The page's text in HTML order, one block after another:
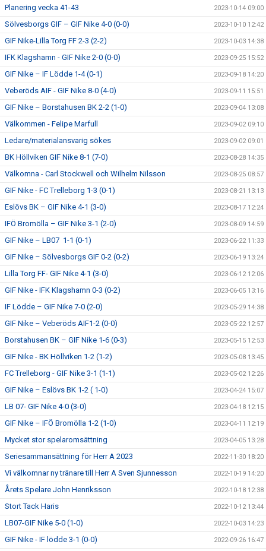
Planering vecka 41-43 2023-10-14 09:00
Sölvesborgs GIF – GIF Nike 4-0 (0-0) 2023-10-10 12:42
GIF Nike-Lilla Torg FF 2-3 (2-2) 2023-10-03 14:38
IFK Klagshamn - GIF Nike 2-0 (0-0) 2023-09-25 15:52
GIF Nike – IF Lödde 1-4 (0-1) 2023-09-18 14:20
Veberöds AIF - GIF Nike 8-0 (4-0) 2023-09-11 15:51
GIF Nike – Borstahusen BK 2-2 (1-0) 2023-09-04 13:08
Välkommen - Felipe Marfull 2023-09-02 09:10
Ledare/materialansvarig sökes 2023-09-02 09:01
BK Höllviken GIF Nike 8-1 (7-0) 2023-08-28 14:35
Välkomna - Carl Stockwell och Wilhelm Nilsson 2023-08-25 08:57
GIF Nike - FC Trelleborg 1-3 (0-1) 2023-08-21 13:13
Eslövs BK – GIF Nike 4-1 (3-0) 2023-08-17 12:24
IFÖ Bromölla – GIF Nike 3-1 (2-0) 2023-08-09 14:59
GIF Nike – LB07 1-1 (0-1) 2023-06-22 11:33
GIF Nike – Sölvesborgs GIF 0-2 (0-2) 2023-06-19 13:24
Lilla Torg FF- GIF Nike 4-1 (3-0) 2023-06-12 12:06
GIF Nike - IFK Klagshamn 0-3 (0-2) 2023-06-05 13:16
IF Lödde – GIF Nike 7-0 (2-0) 2023-05-29 14:38
GIF Nike – Veberöds AIF1-2 (0-0) 2023-05-22 12:57
Borstahusen BK – GIF Nike 1-6 (0-3) 2023-05-15 12:53
GIF Nike - BK Höllviken 1-2 (1-2) 2023-05-08 13:45
FC Trelleborg - GIF Nike 3-1 (1-1) 2023-05-02 12:26
GIF Nike – Eslövs BK 1-2 ( 1-0) 2023-04-24 15:07
LB 07- GIF Nike 4-0 (3-0) 2023-04-18 12:15
GIF Nike – IFÖ Bromölla 1-2 (1-0) 2023-04-11 12:19
Mycket stor spelaromsättning 2023-04-05 13:28
Seriesammansättning för Herr A 2023 2022-11-30 18:20
Vi välkomnar ny tränare till Herr A Sven Sjunnesson 2022-10-19 14:20
Årets Spelare John Henriksson 2022-10-18 12:38
Stort Tack Haris 2022-10-12 13:44
LB07-GIF Nike 5-0 (1-0) 2022-10-03 14:23
GIF Nike - IF lödde 3-1 (0-0) 2022-09-26 16:47